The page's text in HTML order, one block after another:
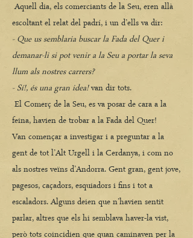
Aquell dia, els comerciants de la Seu, eren allà
escoltant el relat del padrí, i un d’ells va dir:
- Que us semblaria buscar la Fada del Quer i
demanar-li si pot venir a la Seu a portar la seva
llum als nostres carrers?
- Sí!, és una gran idea!van dir tots.
El Comerç de la Seu, es va posar de cara a la
feina, havien de trobar a la Fada del Quer!
Van començar a investigar i a preguntar a la
gent de tot l’Alt Urgell i la Cerdanya, i com no
als nostres veïns d’Andorra. Gent gran, gent jove,
pagesos, caçadors, esquiadors i fins i tot a
escaladors. Alguns deien que n’havien sentit
parlar, altres que els hi semblava haver-la vist,